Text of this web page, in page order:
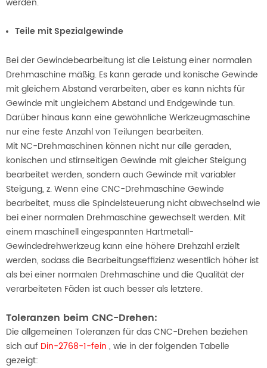
Teile mit Spezialgewinde
Bei der Gewindebearbeitung ist die Leistung einer normalen
Drehmaschine mäßig. Es kann gerade und konische Gewinde
mit gleichem Abstand verarbeiten, aber es kann nichts für
Gewinde mit ungleichem Abstand und Endgewinde tun.
Darüber hinaus kann eine gewöhnliche Werkzeugmaschine
nur eine feste Anzahl von Teilungen bearbeiten.
Mit NC-Drehmaschinen können nicht nur alle geraden,
konischen und stirnseitigen Gewinde mit gleicher Steigung
bearbeitet werden, sondern auch Gewinde mit variabler
Steigung, z. Wenn eine CNC-Drehmaschine Gewinde
bearbeitet, muss die Spindelsteuerung nicht abwechselnd wie
bei einer normalen Drehmaschine gewechselt werden. Mit
einem maschinell eingespannten Hartmetall-
Gewindedrehwerkzeug kann eine höhere Drehzahl erzielt
werden, sodass die Bearbeitungseffizienz wesentlich höher ist
als bei einer normalen Drehmaschine und die Qualität der
verarbeiteten Fäden ist auch besser als letztere.
Toleranzen beim CNC-Drehen:
Die allgemeinen Toleranzen für das CNC-Drehen beziehen
sich auf Din-2768-1-fein , wie in der folgenden Tabelle
gezeigt: